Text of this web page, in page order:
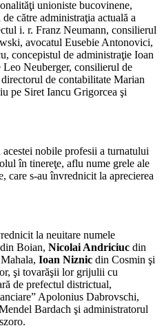
unioniste bucovinene,
către administraţia actuală a
i. r. Franz Neumann, consilierul
avocatul Eusebie Antonovici,
concepistul de administraţie Ioan
Neuberger, consilierul de
de contabilitate Marian
pe Siret Iancu Grigorcea şi
nobile profesii a turnatului
în tinereţe, aflu nume grele ale
care s-au învrednicit la aprecierea
la neuitare numele
din Boian, Nicolai Andriciuc din
Ioan Niznic din Cosmin şi
şi tovarăşii lor grijulii cu
de prefectul districtual,
Apolonius Dabrovschi,
Bardach şi administratorul